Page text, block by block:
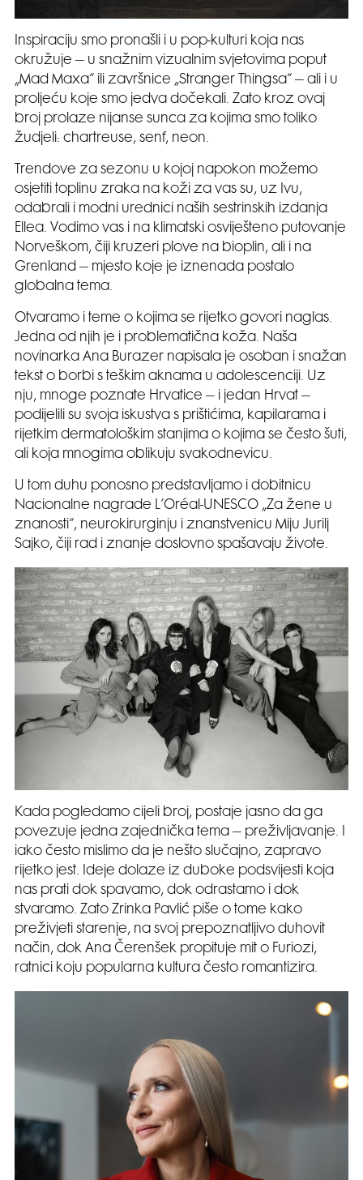
Inspiraciju smo pronašli i u pop-kulturi koja nas
okružuje – u snažnim vizualnim svjetovima poput
„Mad Maxa“ ili završnice „Stranger Thingsa“ – ali i u
proljeću koje smo jedva dočekali. Zato kroz ovaj
broj prolaze nijanse sunca za kojima smo toliko
žudjeli: chartreuse, senf, neon.
Trendove za sezonu u kojoj napokon možemo
osjetiti toplinu zraka na koži za vas su, uz Ivu,
odabrali i modni urednici naših sestrinskih izdanja
Ellea. Vodimo vas i na klimatski osviješteno putovanje
Norveškom, čiji kruzeri plove na bioplin, ali i na
Grenland – mjesto koje je iznenada postalo
globalna tema.
Otvaramo i teme o kojima se rijetko govori naglas.
Jedna od njih je i problematična koža. Naša
novinarka Ana Burazer napisala je osoban i snažan
tekst o borbi s teškim aknama u adolescenciji. Uz
nju, mnoge poznate Hrvatice – i jedan Hrvat –
podijelili su svoja iskustva s prištićima, kapilarama i
rijetkim dermatološkim stanjima o kojima se često šuti,
ali koja mnogima oblikuju svakodnevicu.
U tom duhu ponosno predstavljamo i dobitnicu
Nacionalne nagrade L’Oréal-UNESCO „Za žene u
znanosti“, neurokirurginju i znanstvenicu Miju Jurilj
Sajko, čiji rad i znanje doslovno spašavaju živote.
Kada pogledamo cijeli broj, postaje jasno da ga
povezuje jedna zajednička tema – preživljavanje. I
iako često mislimo da je nešto slučajno, zapravo
rijetko jest. Ideje dolaze iz duboke podsvijesti koja
nas prati dok spavamo, dok odrastamo i dok
stvaramo. Zato Zrinka Pavlić piše o tome kako
preživjeti starenje, na svoj prepoznatljivo duhovit
način, dok Ana Čerenšek propituje mit o Furiozi,
ratnici koju popularna kultura često romantizira.